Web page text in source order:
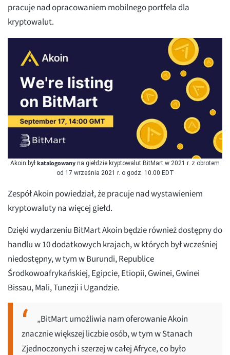
pracuje nad opracowaniem mobilnego portfela dla
kryptowalut.
Akoin był katalogowany na giełdzie kryptowalut BitMart w 2021 r. z obrotem
od 17 września 2021 r. o godz. 10.00 EDT
Zespół Akoin powiedział, że pracuje nad wystawieniem
kryptowaluty na więcej giełd.
Dzięki wydarzeniu BitMart Akoin będzie również dostępny do
handlu w 10 dodatkowych krajach, w których był wcześniej
niedostępny, w tym w Burundi, Republice
Środkowoafrykańskiej, Egipcie, Etiopii, Gwinei, Gwinei
Bissau, Mali, Tunezji i Ugandzie.
„BitMart umożliwia nam oferowanie Akoin
znacznie większej liczbie osób, w tym w Stanach
Zjednoczonych i szerzej w całej Afryce, co było